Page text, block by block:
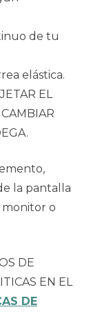
de tu
elástica.
EL
la pantalla
monitor o
DE
EN EL
DE